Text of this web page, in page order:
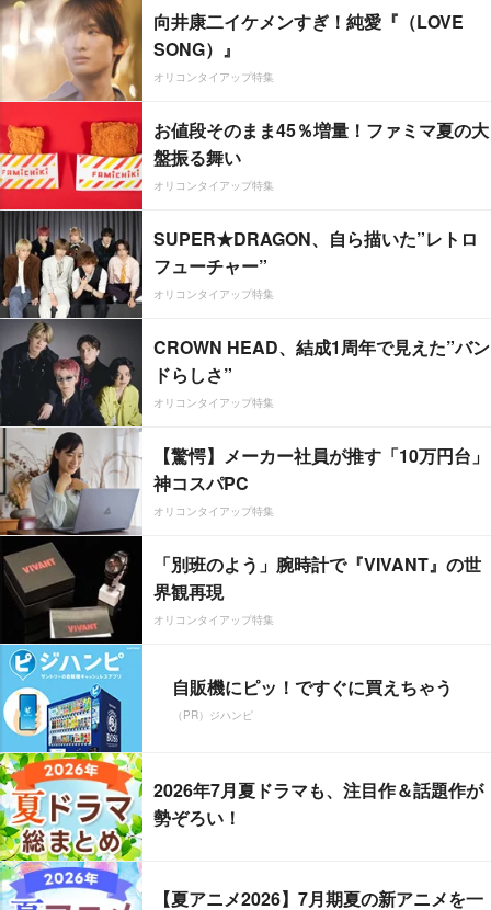
向井康二イケメンすぎ！純愛『（LOVE
SONG）』
オリコンタイアップ特集
お値段そのまま45％増量！ファミマ夏の大
盤振る舞い
オリコンタイアップ特集
SUPER★DRAGON、自ら描いた”レトロ
フューチャー”
オリコンタイアップ特集
CROWN HEAD、結成1周年で見えた”バン
ドらしさ”
オリコンタイアップ特集
【驚愕】メーカー社員が推す「10万円台」
神コスパPC
オリコンタイアップ特集
「別班のよう」腕時計で『VIVANT』の世
界観再現
オリコンタイアップ特集
自販機にピッ！ですぐに買えちゃう
（PR）ジハンピ
2026年7月夏ドラマも、注目作＆話題作が
勢ぞろい！
【夏アニメ2026】7月期夏の新アニメを一